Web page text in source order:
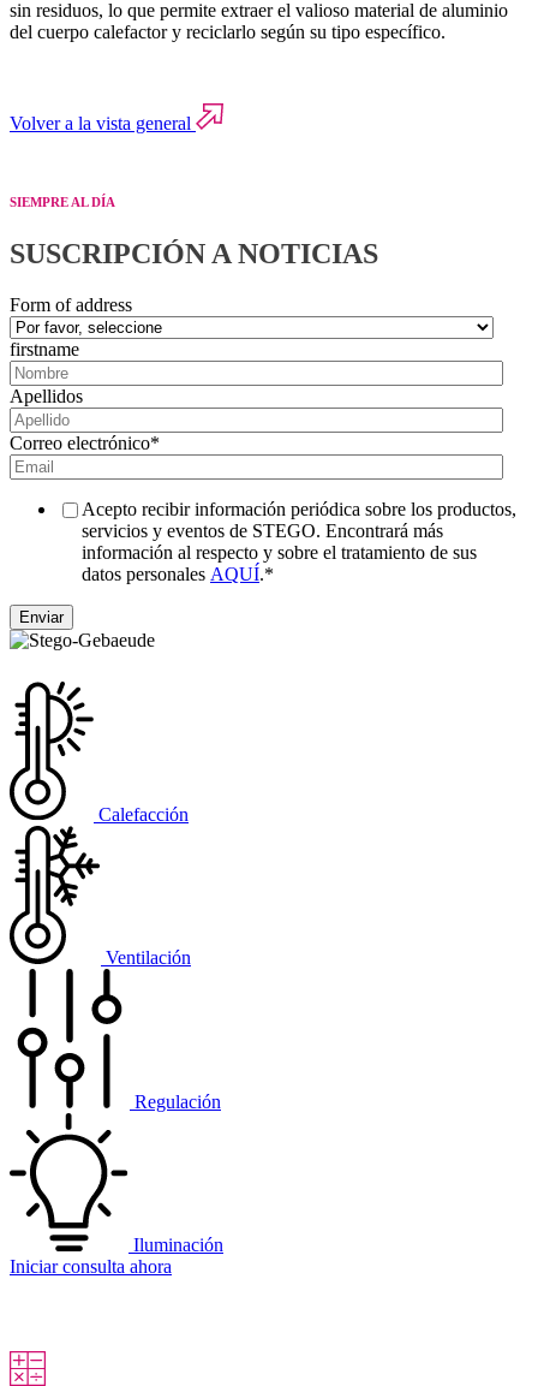
sin residuos, lo que permite extraer el valioso material de aluminio
del cuerpo calefactor y reciclarlo según su tipo específico.
Volver a la vista general
SIEMPRE AL DÍA
SUSCRIPCIÓN A NOTICIAS
Form of address
firstname
Apellidos
Correo electrónico*
Acepto recibir información periódica sobre los productos,
servicios y eventos de STEGO. Encontrará más
información al respecto y sobre el tratamiento de sus
datos personales AQUÍ.*
Calefacción
Ventilación
Regulación
Iluminación
Iniciar consulta ahora